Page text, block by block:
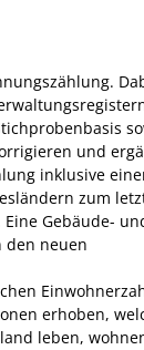
und
inklusive
zum
Gebäude-
den neuen
erhoben,
leben,